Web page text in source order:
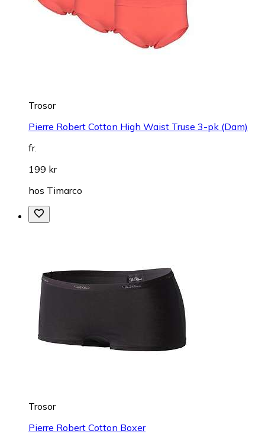
Trosor
Pierre Robert Cotton High Waist Truse 3-pk (Dam)
fr.
199 kr
hos Timarco
Trosor
Pierre Robert Cotton Boxer